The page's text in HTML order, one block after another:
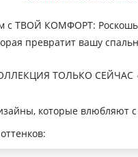
с ТВОЙ КОМФОРТ:
превратит вашу
ТОЛЬКО СЕЙЧАС
которые влюбляют с